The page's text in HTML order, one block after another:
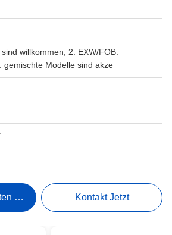
willkommen; 2. EXW/FOB:
gemischte Modelle sind akze
Preis Kontakt Jetzt